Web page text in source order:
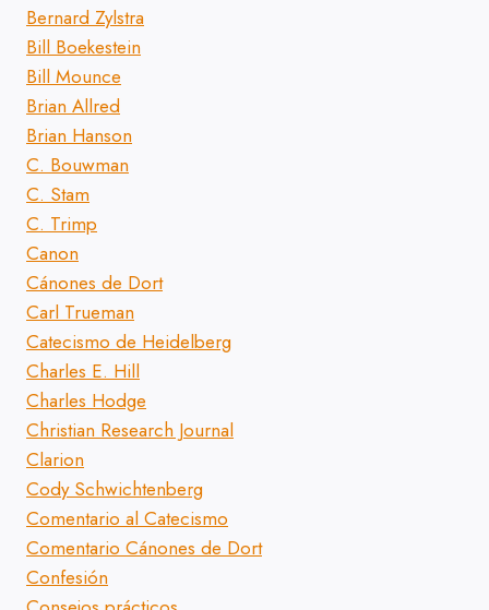
Bernard Zylstra
Bill Boekestein
Bill Mounce
Brian Allred
Brian Hanson
C. Bouwman
C. Stam
C. Trimp
Canon
Cánones de Dort
Carl Trueman
Catecismo de Heidelberg
Charles E. Hill
Charles Hodge
Christian Research Journal
Clarion
Cody Schwichtenberg
Comentario al Catecismo
Comentario Cánones de Dort
Confesión